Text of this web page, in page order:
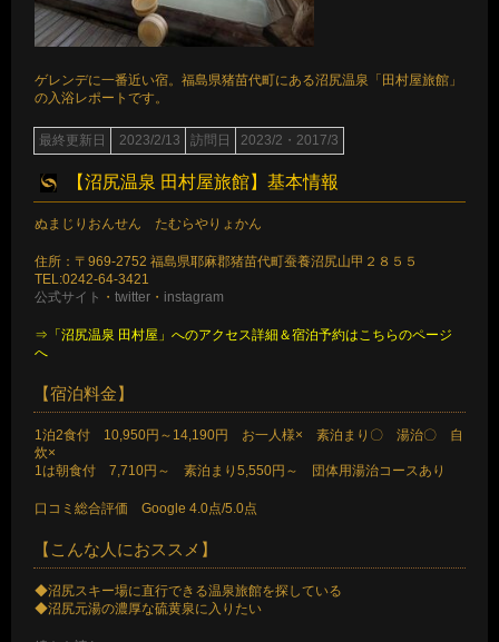
ゲレンデに一番近い宿。福島県猪苗代町にある沼尻温泉「田村屋旅館」
の入浴レポートです。
最終更新日 2023/2/13 訪問日 2023/2・2017/3
【沼尻温泉 田村屋旅館】基本情報
ぬまじりおんせん たむらやりょかん
住所：〒969-2752 福島県耶麻郡猪苗代町蚕養沼尻山甲２８５５
TEL:0242-64-3421
公式サイト ・twitter ・ instagram
⇒「沼尻温泉 田村屋」へのアクセス詳細＆宿泊予約はこちらのページ
へ
【宿泊料金】
1泊2食付 10,950円～14,190円 お一人様× 素泊まり〇 湯治〇 自
炊×
1は朝食付 7,710円～ 素泊まり5,550円～ 団体用湯治コースあり
口コミ総合評価 Google 4.0点/5.0点
【こんな人におススメ】
◆沼尻スキー場に直行できる温泉旅館を探している
◆沼尻元湯の濃厚な硫黄泉に入りたい